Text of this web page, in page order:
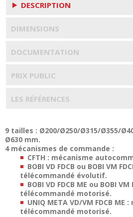
DESCRIPTION
DIMENSIONS
DOCUMENTATION
PRIX PUBLIC
LES RÉFÉRENCES
9 tailles : Ø200/Ø250/Ø315/Ø355/
Ø630 mm.
4 mécanismes de commande :
CFTH : mécanisme
BOBI VD FDCB ou BOBI VM
télécommandé évolutif.
BOBI VD FDCB ME ou BOBI
télécommandé motorisé.
UNIQ META VD/VM FDCB ME
télécommandé motorisé.